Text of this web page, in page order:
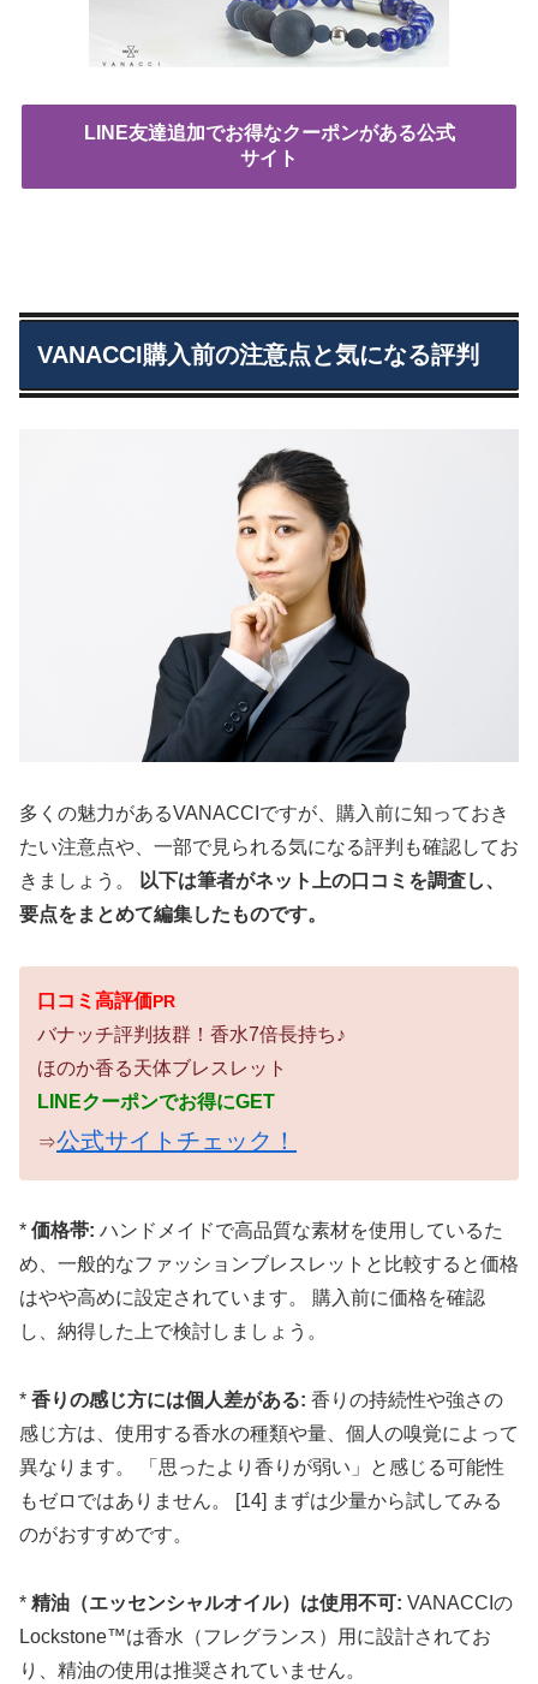
LINE友達追加でお得なクーポンがある公式
サイト
VANACCI購入前の注意点と気になる評判
多くの魅力があるVANACCIですが、購入前に知っておき
たい注意点や、一部で見られる気になる評判も確認してお
きましょう。
以下は筆者がネット上の口コミを調査し、
要点をまとめて編集したものです。
口コミ高評価PR
バナッチ評判抜群！香水7倍長持ち♪
ほのか香る天体ブレスレット
LINEクーポンでお得にGET
⇒公式サイトチェック！
* 価格帯: ハンドメイドで高品質な素材を使用しているた
め、一般的なファッションブレスレットと比較すると価格
はやや高めに設定されています。 購入前に価格を確認
し、納得した上で検討しましょう。
* 香りの感じ方には個人差がある: 香りの持続性や強さの
感じ方は、使用する香水の種類や量、個人の嗅覚によって
異なります。 「思ったより香りが弱い」と感じる可能性
もゼロではありません。 [14] まずは少量から試してみる
のがおすすめです。
* 精油（エッセンシャルオイル）は使用不可: VANACCIの
Lockstone™は香水（フレグランス）用に設計されてお
り、精油の使用は推奨されていません。